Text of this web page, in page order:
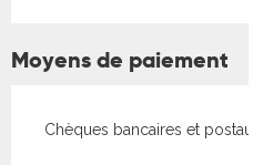
Moyens de paiement
Chèques bancaires et postaux